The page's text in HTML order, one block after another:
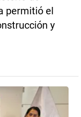
permitió el
y